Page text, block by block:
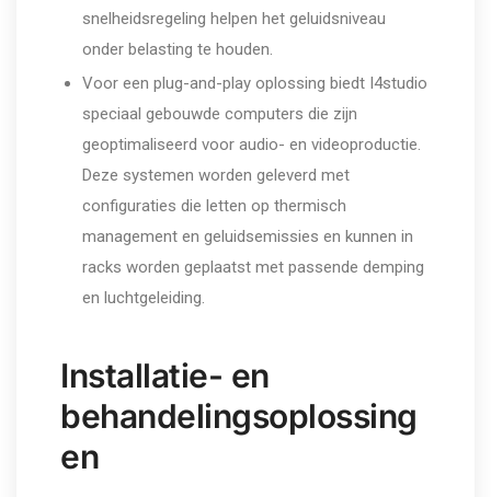
snelheidsregeling helpen het geluidsniveau
onder belasting te houden.
Voor een plug-and-play oplossing biedt I4studio
speciaal gebouwde computers die zijn
geoptimaliseerd voor audio- en videoproductie.
Deze systemen worden geleverd met
configuraties die letten op thermisch
management en geluidsemissies en kunnen in
racks worden geplaatst met passende demping
en luchtgeleiding.
Installatie- en
behandelingsoplossing
en